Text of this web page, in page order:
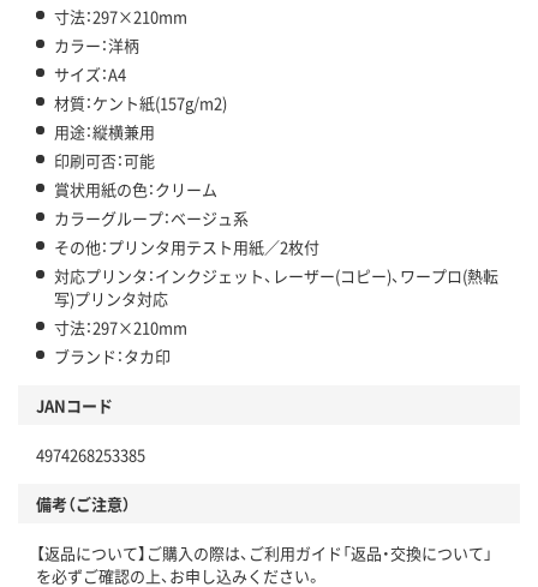
寸法：297×210mm
カラー：洋柄
サイズ：A4
材質：ケント紙(157g/m2)
用途：縦横兼用
印刷可否：可能
賞状用紙の色：クリーム
カラーグループ：ベージュ系
その他：プリンタ用テスト用紙／2枚付
対応プリンタ：インクジェット、レーザー(コピー)、ワープロ(熱転
写)プリンタ対応
寸法：297×210mm
ブランド：タカ印
JANコード
4974268253385
備考（ご注意）
【返品について】ご購入の際は、ご利用ガイド「返品・交換について」
を必ずご確認の上、お申し込みください。